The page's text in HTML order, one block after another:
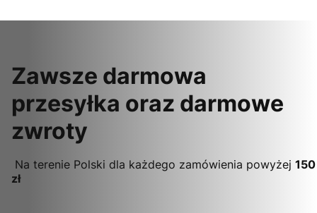
Zawsze darmowa
przesyłka oraz darmowe
zwroty
Na terenie Polski dla każdego zamówienia powyżej 150
zł